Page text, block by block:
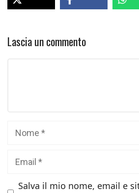
Lascia un commento
Salva il mio nome, email e